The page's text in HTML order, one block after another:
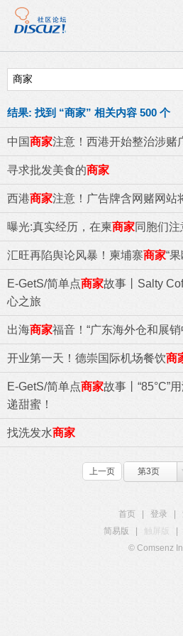
结果: 找到 “商家” 相关内容 500 个
中国商家注意！西港开始整治涉赌
寻求批发美食的商家
西港商家注意！广告牌含网赌网站
曝光:真实经历，在柬商家同胞们
汇旺再陷舆论风暴！柬埔寨商家“
E-GetS/简单点商家故事丨Salty
心之旅
出海商家福音！“广东海外仓和展销
开业第一天！德崇国际机场餐饮商
E-GetS/简单点商家故事丨“85°C”
递甜蜜！
找洗发水商家
上一页 第3页
首页 登录
简易版
触屏版
© Comsenz